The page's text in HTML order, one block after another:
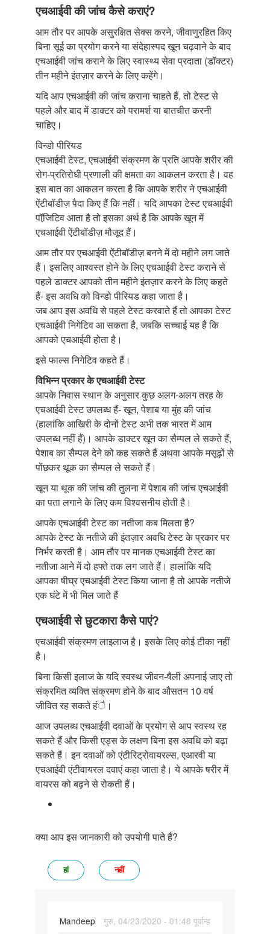
एचआईवी की जांच कैसे कराएं?
आम तौर पर आपके असुरक्षित सेक्स करने, जीवाणुरहित किए
बिना सूई का प्रयोग करने या संदेहास्पद खून चढ़वाने के बाद
एचआईवी जांच कराने के लिए स्वास्थ्य सेवा प्रदाता (डॉक्टर)
तीन महीने इंतज़ार करने के लिए कहेंगे।
यदि आप एचआईवी की जांच कराना चाहते हैं, तो टेस्ट से
पहले और बाद में डाक्टर को परामर्श या बातचीत करनी
चाहिए।
विन्डो पीरियड
एचआईवी टेस्ट, एचआईवी संक्रमण के प्रति आपके शरीर की
रोग-प्रतिरोधी प्रणाली की क्षमता का आकलन करता है। वह
इस बात का आकलन करता है कि आपके शरीर ने एचआईवी
ऐंटीबॉडीज़ पैदा किए हैं कि नहीं। यदि आपका टेस्ट एचआईवी
पॉजि़टिव आता है तो इसका अर्थ है कि आपके खून में
एचआईवी ऐंटीबॉडीज़ मौजूद हैं।
आम तौर पर एचआईवी ऐंटीबॉडीज़ बनने में दो महीने लग जाते
हैं। इसलिए आश्वस्त होने के लिए एचआईवी टेस्ट कराने से
पहले डाक्टर आपको तीन महीने इंतज़ार करने के लिए कहते
हैं- इस अवधि को विन्डो पीरियड कहा जाता है।
जब आप इस अवधि से पहले टेस्ट करवाते हैं तो आपका टेस्ट
एचआईवी निगेटिव आ सकता है, जबकि सच्चाई यह है कि
आपको एचआईवी होता है।
इसे फाल्स निगेटिव कहते हैं।
विभिन्न प्रकार के एचआईवी टेस्ट
आपके निवास स्थान के अनुसार कुछ अलग-अलग तरह के
एचआईवी टेस्ट उपलब्ध हैं- खून, पेशाब या मुंह की जांच
(हालांकि आखिरी के दोनों टेस्ट अभी तक भारत में आम
उपलब्ध नहीं हैं)। आपके डाक्टर खून का सैम्पल ले सकते हैं,
पेशाब का सैम्पल देने को कह सकते हैं अथवा आपके मसूढ़ों से
पोंछकर थूक का सैम्पल ले सकते हैं।
खून या थूक की जांच की तुलना में पेशाब की जांच एचआईवी
का पता लगाने के लिए कम विश्वसनीय होती है।
आपके एचआईवी टेस्ट का नतीजा कब मिलता है?
आपके टेस्ट के नतीजे की इंतज़ार अवधि टेस्ट के प्रकार पर
निर्भर करती है। आम तौर पर मानक एचआईवी टेस्ट का
नतीजा आने में दो हफ्ते तक लग जाते हैं। हालांकि यदि
आपका षीघ्र एचआईवी टेस्ट किया जाना है तो आपके नतीजे
एक घंटे में भी मिल जाते हैं
एचआईवी से छुटकारा कैसे पाएं?
एचआईवी संक्रमण लाइलाज है। इसके लिए कोई टीका नहीं
है।
बिना किसी इलाज के यदि स्वस्थ जीवन-षैली अपनाई जाए तो
संक्रमित व्यक्ति संक्रमण होने के बाद औसतन 10 वर्ष
जीवित रह सकते हंै।
आज उपलब्ध एचआईवी दवाओं के प्रयोग से आप स्वस्थ रह
सकते हैं और किसी एड्स के लक्षण बिना इस अवधि को बढ़ा
सकते हैं। इन दवाओं को एंटीरिट्रोवायरल्स, एआरवी या
एचआईवी एंटीवायरल दवाएं कहा जाता है। ये आपके षरीर में
वायरस को बढ़ने से रोकती हैं।
क्या आप इस जानकारी को उपयोगी पाते हैं?
हां नहीं
Mandeep
गुरु, 04/23/2020 - 01:48 पूर्वान्ह